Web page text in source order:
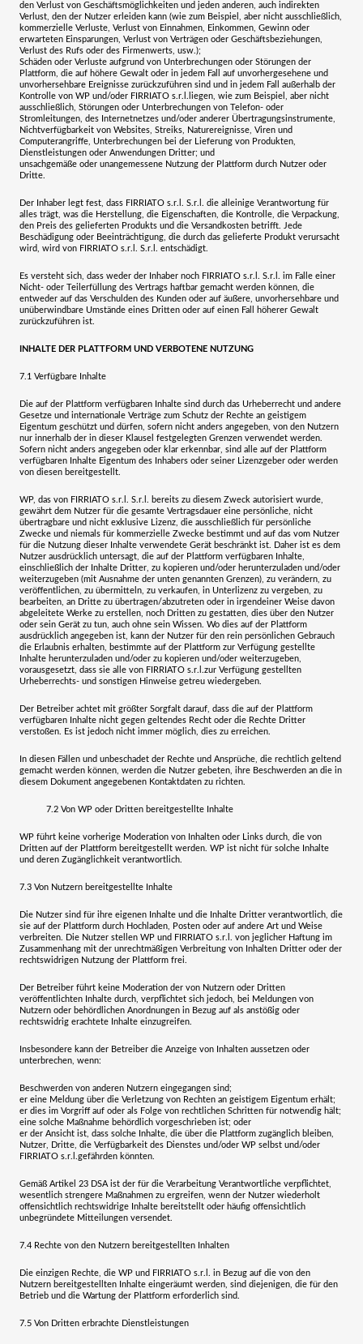
den Verlust von Geschäftsmöglichkeiten und jeden anderen, auch indirekten
Verlust, den der Nutzer erleiden kann (wie zum Beispiel, aber nicht ausschließlich,
kommerzielle Verluste, Verlust von Einnahmen, Einkommen, Gewinn oder
erwarteten Einsparungen, Verlust von Verträgen oder Geschäftsbeziehungen,
Verlust des Rufs oder des Firmenwerts, usw.);
Schäden oder Verluste aufgrund von Unterbrechungen oder Störungen der
Plattform, die auf höhere Gewalt oder in jedem Fall auf unvorhergesehene und
unvorhersehbare Ereignisse zurückzuführen sind und in jedem Fall außerhalb der
Kontrolle von WP und/oder FIRRIATO s.r.l.
liegen, wie zum Beispiel, aber nicht
ausschließlich, Störungen oder Unterbrechungen von Telefon- oder
Stromleitungen, des Internetnetzes und/oder anderer Übertragungsinstrumente,
Nichtverfügbarkeit von Websites, Streiks, Naturereignisse, Viren und
Computerangriffe, Unterbrechungen bei der Lieferung von Produkten,
Dienstleistungen oder Anwendungen Dritter; und
unsachgemäße oder unangemessene Nutzung der Plattform durch Nutzer oder
Dritte.
Der Inhaber legt fest, dass FIRRIATO s.r.l. S.r.l
. die alleinige Verantwortung für
alles trägt, was die Herstellung, die Eigenschaften, die Kontrolle, die Verpackung,
den Preis des gelieferten Produkts und die Versandkosten betrifft. Jede
Beschädigung oder Beeinträchtigung, die durch das gelieferte Produkt verursacht
wird, wird von FIRRIATO s.r.l. S.r.l. entschädigt.
Es versteht sich, dass weder der Inhaber noch FIRRIATO s.r.l. S.r.l.
im Falle einer
Nicht- oder Teilerfüllung des Vertrags haftbar gemacht werden können, die
entweder auf das Verschulden des Kunden oder auf äußere, unvorhersehbare und
unüberwindbare Umstände eines Dritten oder auf einen Fall höherer Gewalt
zurückzuführen ist.
INHALTE DER PLATTFORM UND VERBOTENE NUTZUNG
7.1 Verfügbare Inhalte
Die auf der Plattform verfügbaren Inhalte sind durch das Urheberrecht und andere
Gesetze und internationale Verträge zum Schutz der Rechte an geistigem
Eigentum geschützt und dürfen, sofern nicht anders angegeben, von den Nutzern
nur innerhalb der in dieser Klausel festgelegten Grenzen verwendet werden.
Sofern nicht anders angegeben oder klar erkennbar, sind alle auf der Plattform
verfügbaren Inhalte Eigentum des Inhabers oder seiner Lizenzgeber oder werden
von diesen bereitgestellt.
WP, das von FIRRIATO s.r.l. S.r.l
. bereits zu diesem Zweck autorisiert wurde,
gewährt dem Nutzer für die gesamte Vertragsdauer eine persönliche, nicht
übertragbare und nicht exklusive Lizenz, die ausschließlich für persönliche
Zwecke und niemals für kommerzielle Zwecke bestimmt und auf das vom Nutzer
für die Nutzung dieser Inhalte verwendete Gerät beschränkt ist. Daher ist es dem
Nutzer ausdrücklich untersagt, die auf der Plattform verfügbaren Inhalte,
einschließlich der Inhalte Dritter, zu kopieren und/oder herunterzuladen und/oder
weiterzugeben (mit Ausnahme der unten genannten Grenzen), zu verändern, zu
veröffentlichen, zu übermitteln, zu verkaufen, in Unterlizenz zu vergeben, zu
bearbeiten, an Dritte zu übertragen/abzutreten oder in irgendeiner Weise davon
abgeleitete Werke zu erstellen, noch Dritten zu gestatten, dies über den Nutzer
oder sein Gerät zu tun, auch ohne sein Wissen. Wo dies auf der Plattform
ausdrücklich angegeben ist, kann der Nutzer für den rein persönlichen Gebrauch
die Erlaubnis erhalten, bestimmte auf der Plattform zur Verfügung gestellte
Inhalte herunterzuladen und/oder zu kopieren und/oder weiterzugeben,
vorausgesetzt, dass sie alle von FIRRIATO s.r.l. zur Verfügung gestellten
Urheberrechts- und sonstigen Hinweise getreu wiedergeben.
Der Betreiber achtet mit größter Sorgfalt darauf, dass die auf der Plattform
verfügbaren Inhalte nicht gegen geltendes Recht oder die Rechte Dritter
verstoßen. Es ist jedoch nicht immer möglich, dies zu erreichen.
In diesen Fällen und unbeschadet der Rechte und Ansprüche, die rechtlich geltend
gemacht werden können, werden die Nutzer gebeten, ihre Beschwerden an die in
diesem Dokument angegebenen Kontaktdaten zu richten.
7.2 Von WP oder Dritten bereitgestellte Inhalte
WP führt keine vorherige Moderation von Inhalten oder Links durch, die von
Dritten auf der Plattform bereitgestellt werden. WP ist nicht für solche Inhalte
und deren Zugänglichkeit verantwortlich.
7.3 Von Nutzern bereitgestellte Inhalte
Die Nutzer sind für ihre eigenen Inhalte und die Inhalte Dritter verantwortlich, die
sie auf der Plattform durch Hochladen, Posten oder auf andere Art und Weise
verbreiten. Die Nutzer stellen WP und FIRRIATO s.r.l.
von jeglicher Haftung im
Zusammenhang mit der unrechtmäßigen Verbreitung von Inhalten Dritter oder der
rechtswidrigen Nutzung der Plattform frei.
Der Betreiber führt keine Moderation der von Nutzern oder Dritten
veröffentlichten Inhalte durch, verpflichtet sich jedoch, bei Meldungen von
Nutzern oder behördlichen Anordnungen in Bezug auf als anstößig oder
rechtswidrig erachtete Inhalte einzugreifen.
Insbesondere kann der Betreiber die Anzeige von Inhalten aussetzen oder
unterbrechen, wenn:
Beschwerden von anderen Nutzern eingegangen sind;
er eine Meldung über die Verletzung von Rechten an geistigem Eigentum erhält;
er dies im Vorgriff auf oder als Folge von rechtlichen Schritten für notwendig hält;
eine solche Maßnahme behördlich vorgeschrieben ist; oder
er der Ansicht ist, dass solche Inhalte, die über die Plattform zugänglich bleiben,
Nutzer, Dritte, die Verfügbarkeit des Dienstes und/oder WP selbst und/oder
FIRRIATO s.r.l. gefährden könnten.
Gemäß Artikel 23 DSA ist der für die Verarbeitung Verantwortliche verpflichtet,
wesentlich strengere Maßnahmen zu ergreifen, wenn der Nutzer wiederholt
offensichtlich rechtswidrige Inhalte bereitstellt oder häufig offensichtlich
unbegründete Mitteilungen versendet.
7.4 Rechte von den Nutzern bereitgestellten Inhalten
Die einzigen Rechte, die WP und FIRRIATO s.r.l.
in Bezug auf die von den
Nutzern bereitgestellten Inhalte eingeräumt werden, sind diejenigen, die für den
Betrieb und die Wartung der Plattform erforderlich sind.
7.5 Von Dritten erbrachte Dienstleistungen